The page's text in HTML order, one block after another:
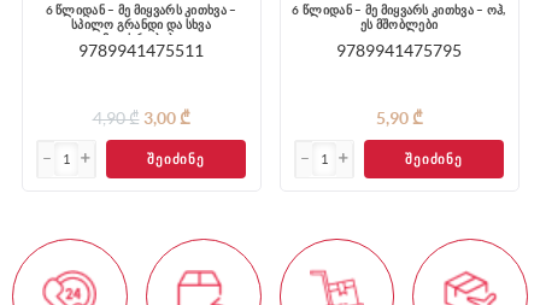
6 წლიდან – მე მიყვარს კითხვა –
სპილო გრანდი და სხვა
მოთხრობები
9789941475511
4,90 ₾ 3,00 ₾
ᲨᲔᲘᲫᲘᲜᲔ
6 წლიდან – მე მიყვარს კითხვა – ოჰ,
ეს მშობლები
9789941475795
5,90 ₾
ᲨᲔᲘᲫᲘᲜᲔ